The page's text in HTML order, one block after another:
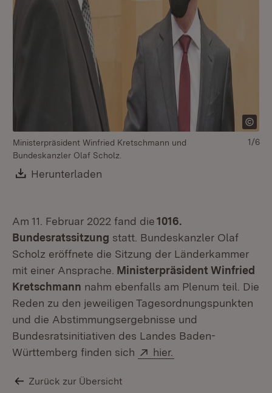
Ministerpräsident Winfried Kretschmann und
Bundeskanzler Olaf Scholz.
Download:
Herunterladen
1/6
Am 11. Februar 2022 fand die1016.
Bundesratssitzung statt. Bundeskanzler Olaf
Scholz eröffnete die Sitzung der Länderkammer
mit einer Ansprache. Ministerpräsident Winfried
Kretschmann nahm ebenfalls am Plenum teil. Die
Reden zu den jeweiligen Tagesordnungspunkten
und die Abstimmungsergebnisse und
Bundesratsinitiativen des Landes Baden-
Württemberg finden sich
Extern:
hier.
Zurück zur Übersicht